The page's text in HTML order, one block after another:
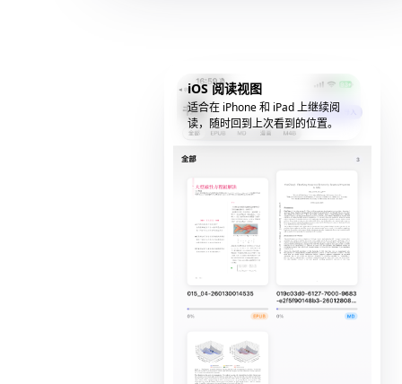
iOS 阅读视图
适合在 iPhone 和 iPad 上继续阅
读，随时回到上次看到的位置。